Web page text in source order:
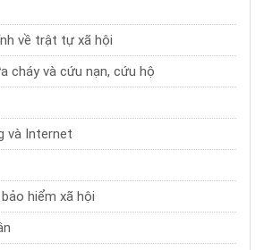
về trật tự xã hội
cháy và cứu nạn, cứu hộ
và Internet
hiểm xã hội